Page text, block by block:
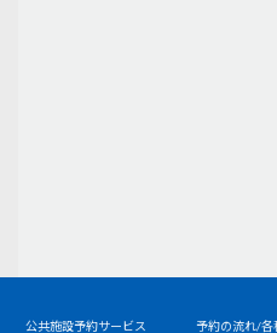
Copyright © 見附市総合体育施設
公共施設予約サービス 予約の流れ/各